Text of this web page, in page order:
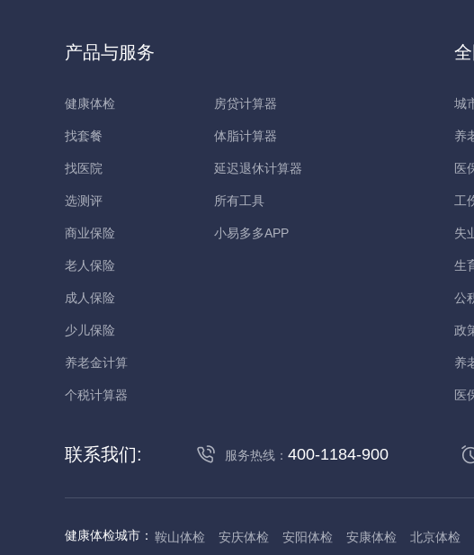
产品与服务
健康体检
找套餐
找医院
选测评
商业保险
老人保险
成人保险
少儿保险
养老金计算
个税计算器
房贷计算器
体脂计算器
延迟退休计算器
所有工具
小易多多APP
城
养
医
工
失
生
公
政
养
医
联系我们: 服务热线： 400-1184-900
健康体检城市： 鞍山体检 安庆体检 安阳体检 安康体检 北京体检